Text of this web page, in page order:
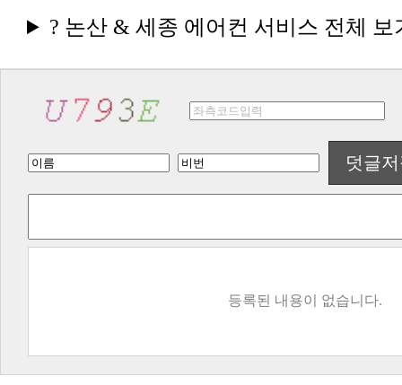
? 논산 & 세종 에어컨 서비스 전체 보
덧글
등록된 내용이 없습니다.